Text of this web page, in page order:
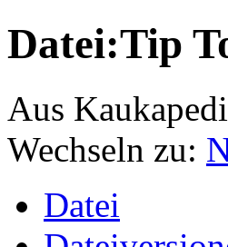
Datei:Tip
Aus
Wechseln zu:
Datei